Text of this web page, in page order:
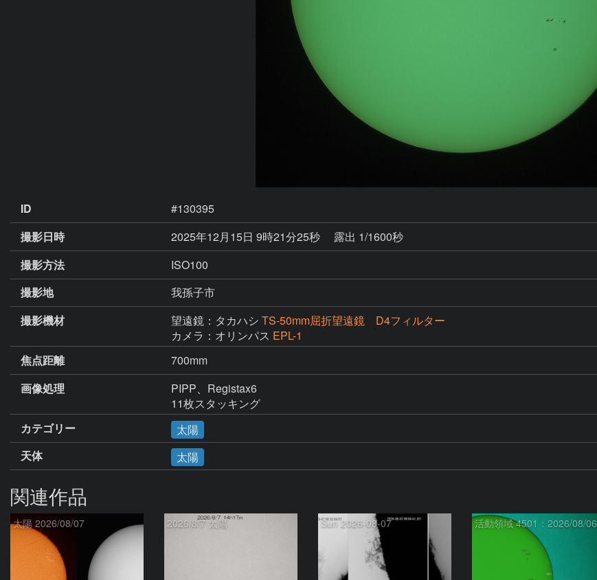
ID
#130395
撮影日時
2025年12月15日 9時21分25秒
露出 1/1600秒
撮影方法
ISO100
撮影地
我孫子市
撮影機材
望遠鏡：タカハシ TS-50mm屈折望遠鏡 D4フィルター
カメラ：オリンパス EPL-1
焦点距離
700mm
画像処理
PIPP、Registax6
11枚スタッキング
カテゴリー
太陽
天体
太陽
関連作品
太陽 2026/08/07 2026/8/7 太陽 Sun 2026-08-07 活動領域 4501：2026/08/06